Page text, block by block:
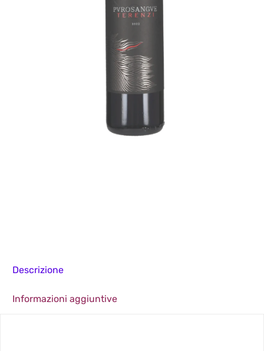
Descrizione
Informazioni aggiuntive